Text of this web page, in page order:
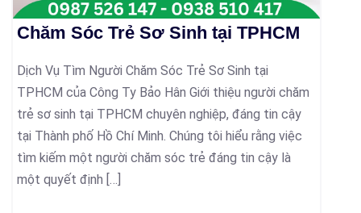
Chăm Sóc Trẻ Sơ Sinh tại TPHCM
Dịch Vụ Tìm Người Chăm Sóc Trẻ Sơ Sinh tại
TPHCM của Công Ty Bảo Hân Giới thiệu người chăm
trẻ sơ sinh tại TPHCM chuyên nghiệp, đáng tin cậy
tại Thành phố Hồ Chí Minh. Chúng tôi hiểu rằng việc
tìm kiếm một người chăm sóc trẻ đáng tin cậy là
một quyết định […]